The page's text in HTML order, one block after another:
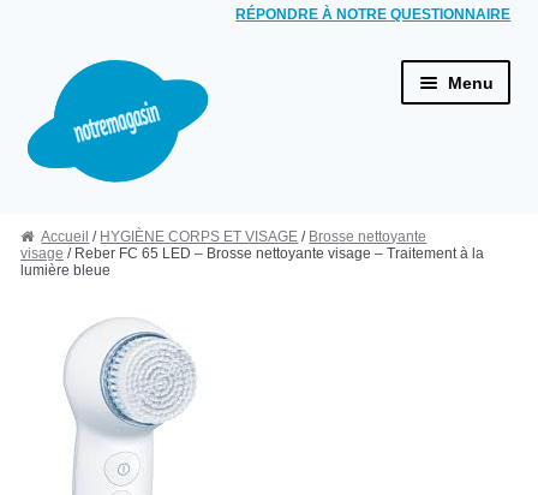
RÉPONDRE À NOTRE QUESTIONNAIRE
Aller à la navigation
Aller au contenu Menu
HYGIÈNE BUCCALE
Combinés dentaires
Jets dentaires
HYGIÈNE CORPS ET VISAGE
Rasoirs électriques
Accueil / HYGIÈNE CORPS ET VISAGE / Brosse nettoyante
visage / Reber FC 65 LED – Brosse nettoyante visage – Traitement à la
lumière bleue